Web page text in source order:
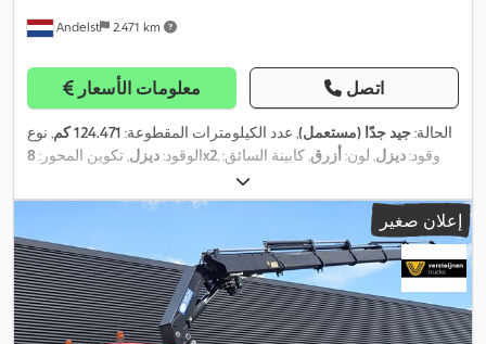
Andelst 2.471 km
معلومات الأسعار اتصل
الحالة:جيد جدًا (مستعمل), عدد الكيلومترات المقطوعة: 124.471 كم
, نوع
الوقود:ديزل, تكوين المحور: 8x2 , وقود:ديزل, لون: أزرق, كابينة السائق:
, فئة الانبعاثات:
معدات:أدبلو, أضواء الضباب, تكييف الهواء, تنظيم النوافذ الكهربائي,
رافعة, سبويلر, سخان التدفئة أثناء التوقف, قفل مركزي, مثبت السرعة,
مرآة كهربائية, مرشح السخام, نظام الفرامل المانعة للانغلاق (ABS),
نظام الملاحة, وصلات المقطورة,
إعلان صغير